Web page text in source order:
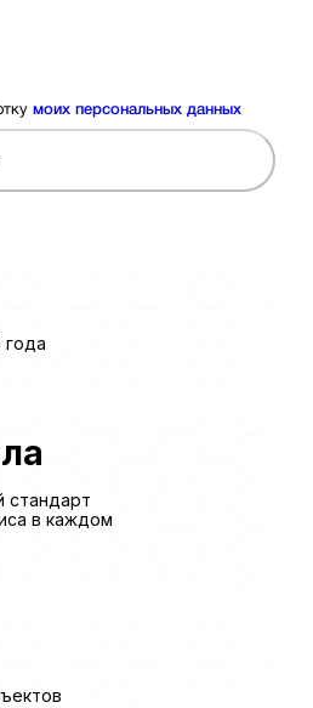
моих персональных данных
года
в каждом